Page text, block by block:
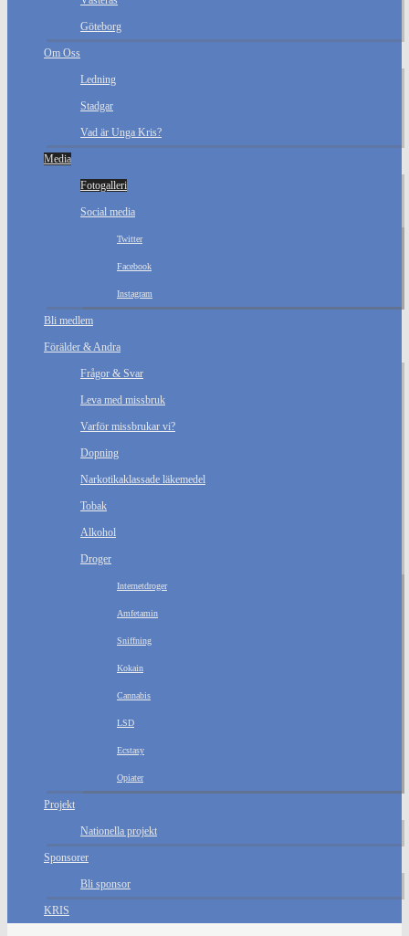
Göteborg
Om Oss
Ledning
Stadgar
Vad är Unga Kris?
Media
Fotogalleri
Social media
Twitter
Facebook
Instagram
Bli medlem
Förälder & Andra
Frågor & Svar
Leva med missbruk
Varför missbrukar vi?
Dopning
Narkotikaklassade läkemedel
Tobak
Alkohol
Droger
Internetdroger
Amfetamin
Sniffning
Kokain
Cannabis
LSD
Ecstasy
Opiater
Projekt
Nationella projekt
Sponsorer
Bli sponsor
KRIS